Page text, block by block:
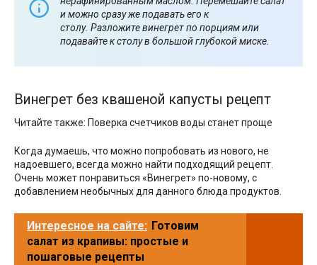
и можно сразу же подавать его к
столу. Разложите винегрет по порциям или
подавайте к столу в большой глубокой миске.
Винегрет без квашеной капусты рецепт
Читайте также: Поверка счетчиков воды станет проще
Когда думаешь, что можно попробовать из нового, не
надоевшего, всегда можно найти подходящий рецепт.
Очень может понравиться «Винегрет» по-новому, с
добавлением необычных для данного блюда продуктов.
Интересное на сайте: Готовим
салат из крапивы: простые и
пошаговые рецепты